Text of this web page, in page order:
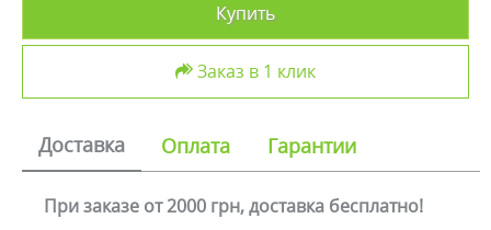
Купить
Заказ в 1 клик
Доставка Оплата Гарантии
При заказе от 2000 грн, доставка бесплатно!